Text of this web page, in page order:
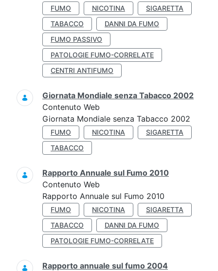
FUMO NICOTINA
SIGARETTA
TABACCO
DANNI DA FUMO
FUMO PASSIVO
PATOLOGIE FUMO-CORRELATE
CENTRI ANTIFUMO
Giornata Mondiale senza Tabacco 2002
Contenuto Web
Giornata Mondiale senza Tabacco 2002
FUMO NICOTINA
SIGARETTA
TABACCO
Rapporto Annuale sul Fumo 2010
Contenuto Web
Rapporto Annuale sul Fumo 2010
FUMO NICOTINA
SIGARETTA
TABACCO
DANNI DA FUMO
PATOLOGIE FUMO-CORRELATE
Rapporto annuale sul fumo 2004